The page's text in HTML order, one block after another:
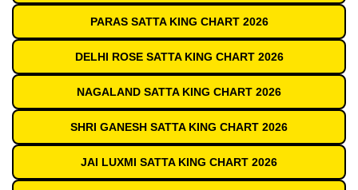
PARAS SATTA KING CHART 2026
DELHI ROSE SATTA KING CHART 2026
NAGALAND SATTA KING CHART 2026
SHRI GANESH SATTA KING CHART 2026
JAI LUXMI SATTA KING CHART 2026